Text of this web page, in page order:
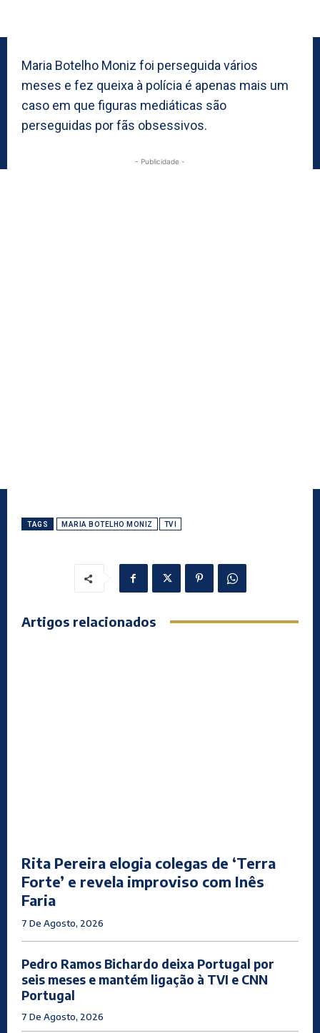
Maria Botelho Moniz foi perseguida vários
meses e fez queixa à polícia é apenas mais um
caso em que figuras mediáticas são
perseguidas por fãs obsessivos.
- Publicidade -
TAGS MARIA BOTELHO MONIZ TVI
Artigos relacionados
Rita Pereira elogia colegas de ‘Terra
Forte’ e revela improviso com Inês
Faria
7 De Agosto, 2026
Pedro Ramos Bichardo deixa Portugal por
seis meses e mantém ligação à TVI e CNN
Portugal
7 De Agosto, 2026